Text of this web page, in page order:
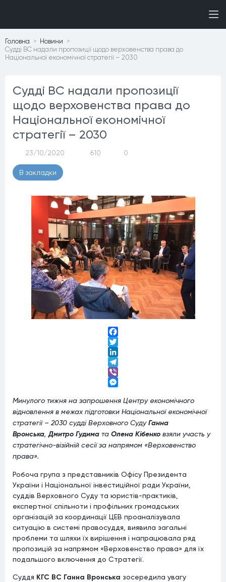
Головна
Новини
Судді ВС надали пропозиції щодо верховенства права до
Національної економічної стратегії – 2030
Судді ВС надали пропозиції
щодо верховенства права до
Національної економічної
стратегії – 2030
23/10/2020 610 0
В закладки
Facebook
Twitter
LinkedIn
Telegram
Viber
Минулого тижня на запрошення Центру економічного
відновлення в межах підготовки Національної економічної
стратегії – 2030 судді Верховного СудуГанна
Вронська,Дмитро Гудима та Олена Кібенко взяли участь у
стратегічно-візійній сесії за напрямом «Верховенство
права».
Робоча група з представників Офісу Президента
України і Національної інвестиційної ради України,
суддів Верховного Суду та юристів-практиків,
експертної спільноти і профільних громадських
організацій за координації ЦЕВ проаналізувала
ситуацію в системі правосуддя, виявила загальні
проблеми та шляхи їх вирішення і напрацювала ряд
пропозицій за напрямом «Верховенство права» для їх
подальшого включення до Стратегії.
Суддя КГС ВС Ганна Вронська зосередила увагу